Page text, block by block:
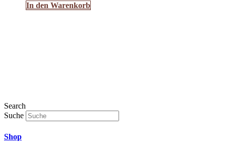
In den Warenkorb
Search
Suche
Shop